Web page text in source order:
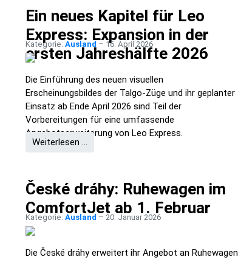
Ein neues Kapitel für Leo
Express: Expansion in der
ersten Jahreshälfte 2026
Kategorie: Ausland 16. April 2026
Die Einführung des neuen visuellen
Erscheinungsbildes der Talgo-Züge und ihr geplanter
Einsatz ab Ende April 2026 sind Teil der
Vorbereitungen für eine umfassende
Angebotserweiterung von Leo Express.
Weiterlesen …
České dráhy: Ruhewagen im
ComfortJet ab 1. Februar
Kategorie: Ausland 20. Januar 2026
Die České dráhy erweitert ihr Angebot an Ruhewagen